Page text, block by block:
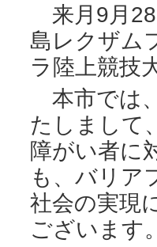
来月9月28
島レクザム
ラ陸上競技
本市では
たしまして
障がい者に
も、バリア
社会の実現
ございます。